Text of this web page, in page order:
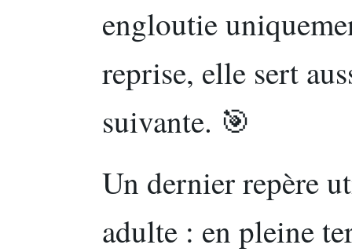
engloutie
reprise, elle sert
suivante. 🎯
Un dernier repère
adulte : en pleine